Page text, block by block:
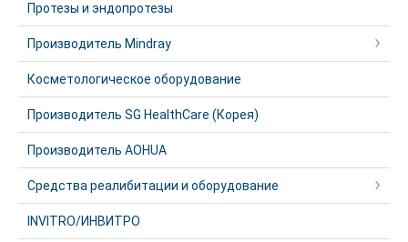
Протезы и эндопротезы
Производитель Mindray
Косметологическое оборудование
Производитель SG HealthCare (Корея)
Производитель AOHUA
Средства реалибитации и оборудование
INVITRO/ИНВИТРО